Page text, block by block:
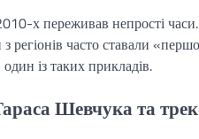
х переживав непрості
регіонів часто ставали
із таких прикладів.
Шевчука та